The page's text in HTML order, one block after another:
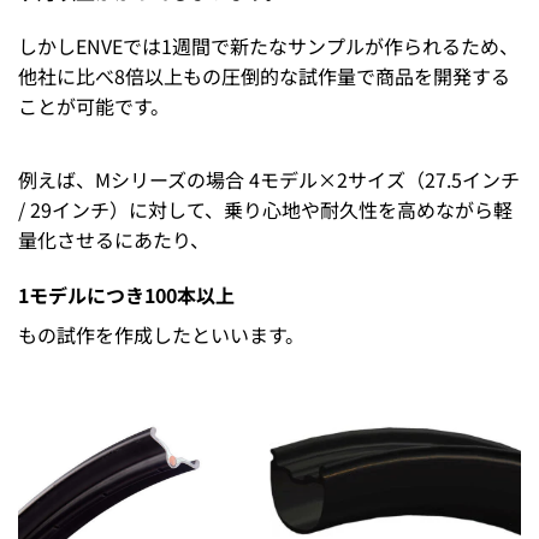
しかしENVEでは1週間で新たなサンプルが作られるため、
他社に比べ8倍以上もの圧倒的な試作量で商品を開発する
ことが可能です。
例えば、Mシリーズの場合 4モデル×2サイズ（27.5インチ
/ 29インチ）に対して、乗り心地や耐久性を高めながら軽
量化させるにあたり、
1モデルにつき100本以上
もの試作を作成したといいます。